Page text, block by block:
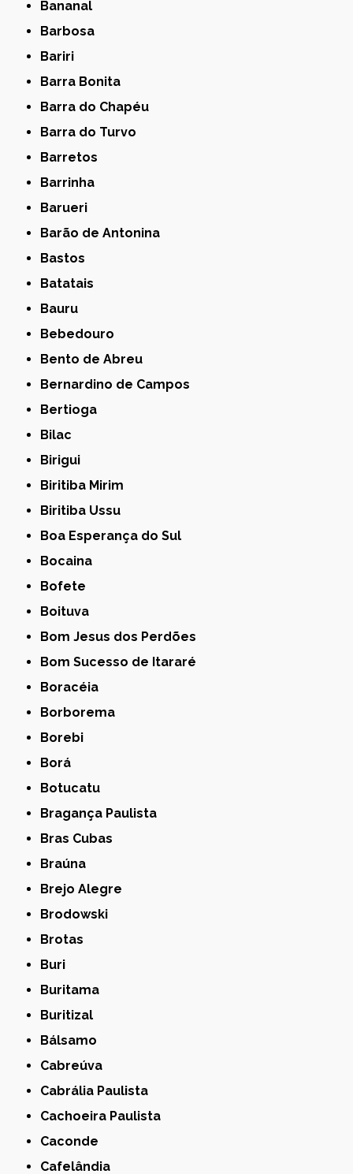
Bananal
Barbosa
Bariri
Barra Bonita
Barra do Chapéu
Barra do Turvo
Barretos
Barrinha
Barueri
Barão de Antonina
Bastos
Batatais
Bauru
Bebedouro
Bento de Abreu
Bernardino de Campos
Bertioga
Bilac
Birigui
Biritiba Mirim
Biritiba Ussu
Boa Esperança do Sul
Bocaina
Bofete
Boituva
Bom Jesus dos Perdões
Bom Sucesso de Itararé
Boracéia
Borborema
Borebi
Borá
Botucatu
Bragança Paulista
Bras Cubas
Braúna
Brejo Alegre
Brodowski
Brotas
Buri
Buritama
Buritizal
Bálsamo
Cabreúva
Cabrália Paulista
Cachoeira Paulista
Caconde
Cafelândia